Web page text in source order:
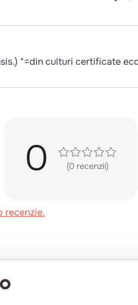
*=din culturi certificate
0 (0 recenzii)
recenzie.